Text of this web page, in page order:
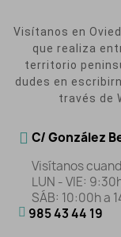
Visítanos en
que realiza
territorio
dudes en
través de
C/ González
Visítanos
LUN - VIE:
SÁB: 10:00h a
985 43 44 19